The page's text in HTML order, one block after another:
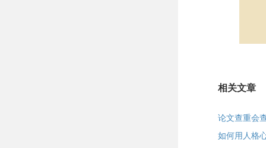
相关文章
论文查重会
如何用人格